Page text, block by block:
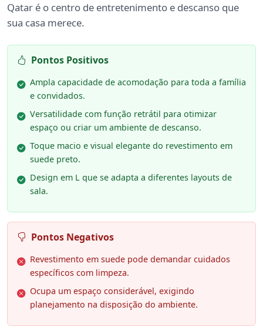
Qatar é o centro de entretenimento e descanso que
sua casa merece.
Pontos Positivos
Ampla capacidade de acomodação para toda a família
e convidados.
Versatilidade com função retrátil para otimizar
espaço ou criar um ambiente de descanso.
Toque macio e visual elegante do revestimento em
suede preto.
Design em L que se adapta a diferentes layouts de
sala.
Pontos Negativos
Revestimento em suede pode demandar cuidados
específicos com limpeza.
Ocupa um espaço considerável, exigindo
planejamento na disposição do ambiente.